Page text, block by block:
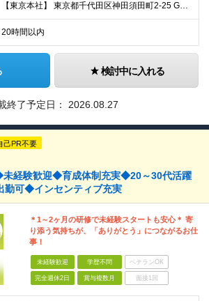
【東京本社】 東京都千代田区神田須田町2-25 GYB秋葉原11F ※変更の範囲：上記を除く当社関連勤務地（東京都千代田区及び大阪営業所）
20時間以内
検討中に入れる
終了予定日： 2026.08.27
己PR不要
未経験歓迎◆育成体制充実◆20～30代活躍
可◆インセンティブ充実
＊1～2ヶ月の研修で未経験スタートも安心＊ 寄
り添う気持ちが、「ありがとう」につながるお仕
事！
未経験歓迎 学歴不問 ベテランOK
完全週休2日 賞与複数月 面接1回